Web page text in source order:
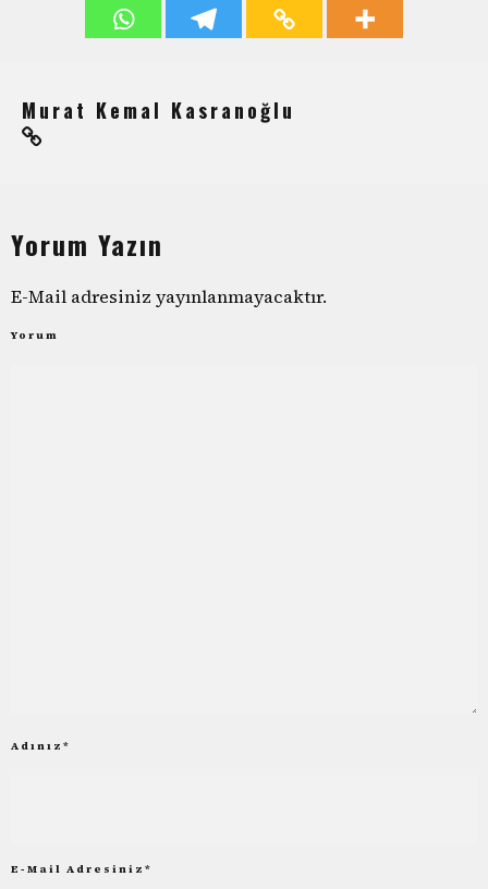
Murat Kemal Kasranoğlu
Yorum Yazın
E-Mail adresiniz yayınlanmayacaktır.
Yorum
Adınız *
E-Mail Adresiniz *